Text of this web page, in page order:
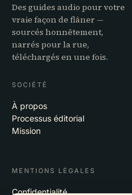
Des guides audio pour votre
vraie façon de flâner —
sourcés honnêtement,
narrés pour la rue,
téléchargés en une fois.
SOCIÉTÉ
À propos
Processus éditorial
Mission
MENTIONS LÉGALES
Confidentialité